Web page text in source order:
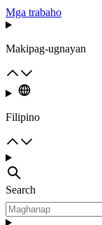
Mga trabaho
Makipag-ugnayan
Filipino
Search